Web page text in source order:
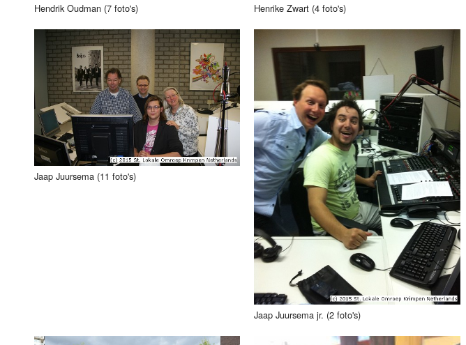
Hendrik Oudman (7 foto's) Henrike Zwart (4 foto's)
Jaap Juursema (11 foto's)
Jaap Juursema jr. (2 foto's)